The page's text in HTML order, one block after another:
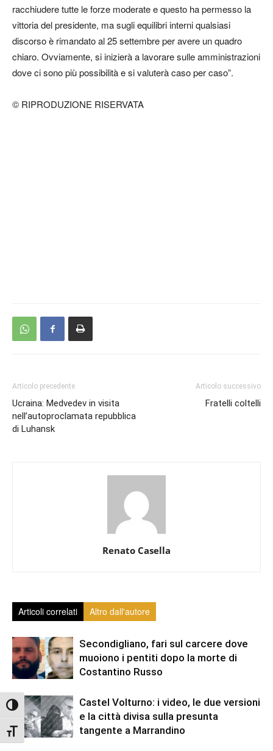
Attiva/disattiva alto contrasto
Attiva/disattiva dimensione testo
racchiudere tutte le forze moderate e questo ha permesso la
vittoria del presidente, ma sugli equilibri interni qualsiasi
discorso è rimandato al 25 settembre per avere un quadro
chiaro. Ovviamente, si inizierà a lavorare sulle amministrazioni
dove ci sono più possibilità e si valuterà caso per caso”.
© RIPRODUZIONE RISERVATA
Articolo precedente
Ucraina: Medvedev in visita
nell’autoproclamata repubblica
di Luhansk
Articolo successivo
Fratelli coltelli
Renato Casella
Articoli correlati Altro dall'autore
Secondigliano, fari sul carcere dove
muoiono i pentiti dopo la morte di
Costantino Russo
Castel Volturno: i video, le due versioni
e la città divisa sulla presunta
tangente a Marrandino